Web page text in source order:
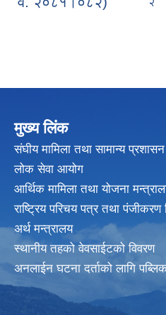
मुख्य लिंक
संघीय मामिला तथा सामान्य
लोक सेवा आयोग
आर्थिक मामिला तथा योजना
राष्ट्रिय परिचय पत्र तथा पंजीकरण
अर्थ मन्त्रालय
स्थानीय तहको वेवसाईटको विवरण
अनलाईन घटना दर्ताको लागि